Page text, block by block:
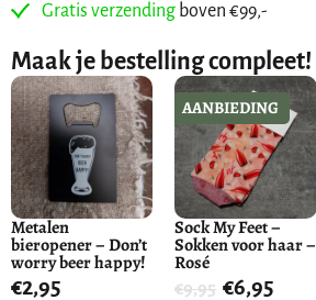
Gratis verzendingboven €99,-
Maak je bestelling compleet!
Metalen
bieropener – Don’t
worry beer happy!
€2,95
AANBIEDING
Sock My Feet –
Sokken voor haar –
Rosé
€9,95 €6,95